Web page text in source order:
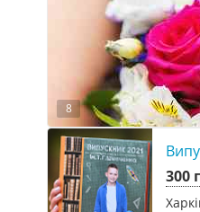
8
300